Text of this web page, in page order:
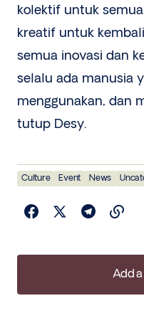
kolektif untuk
kreatif untuk
semua inovasi dan
selalu ada manusia
menggunakan, dan
tutup Desy.
Culture Event News
Add
Add